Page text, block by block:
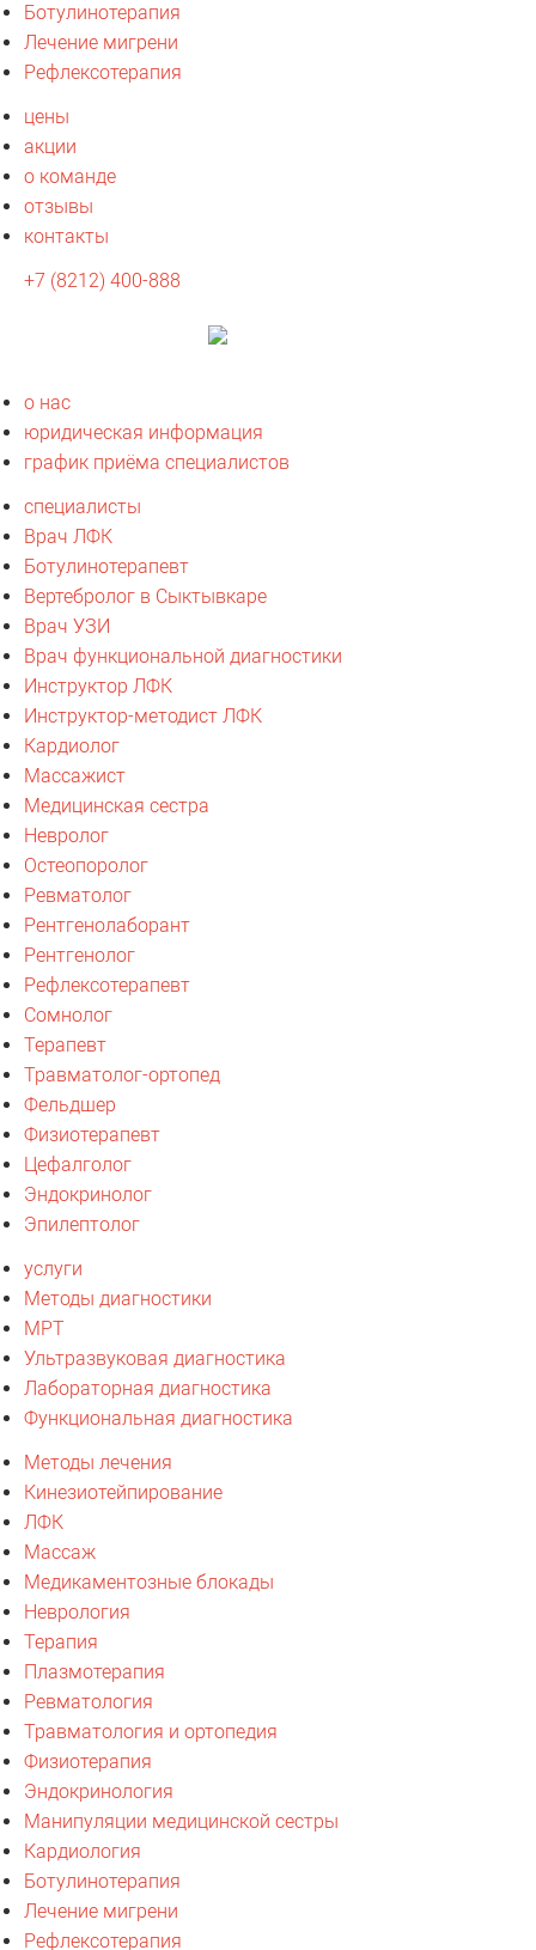
Ботулинотерапия
Лечение мигрени
Рефлексотерапия
цены
акции
о команде
отзывы
контакты
+7 (8212) 400-888
о нас
юридическая информация
график приёма специалистов
специалисты
Врач ЛФК
Ботулинотерапевт
Вертебролог в Сыктывкаре
Врач УЗИ
Врач функциональной диагностики
Инструктор ЛФК
Инструктор-методист ЛФК
Кардиолог
Массажист
Медицинская сестра
Невролог
Остеопоролог
Ревматолог
Рентгенолаборант
Рентгенолог
Рефлексотерапевт
Сомнолог
Терапевт
Травматолог-ортопед
Фельдшер
Физиотерапевт
Цефалголог
Эндокринолог
Эпилептолог
услуги
Методы диагностики
МРТ
Ультразвуковая диагностика
Лабораторная диагностика
Функциональная диагностика
Методы лечения
Кинезиотейпирование
ЛФК
Массаж
Медикаментозные блокады
Неврология
Терапия
Плазмотерапия
Ревматология
Травматология и ортопедия
Физиотерапия
Эндокринология
Манипуляции медицинской сестры
Кардиология
Ботулинотерапия
Лечение мигрени
Рефлексотерапия